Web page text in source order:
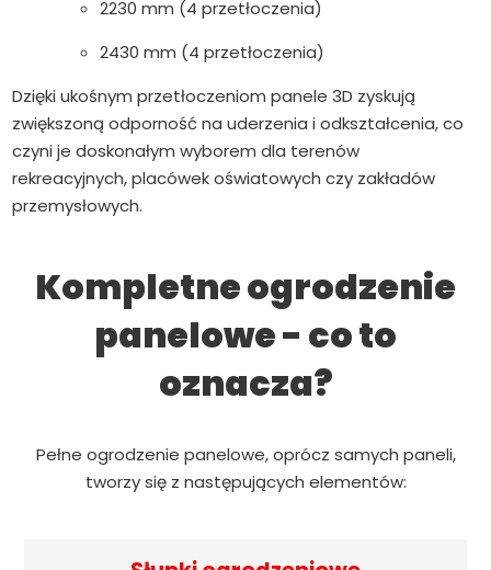
2230 mm (4 przetłoczenia)
2430 mm (4 przetłoczenia)
Dzięki ukośnym przetłoczeniom panele 3D zyskują
zwiększoną odporność na uderzenia i odkształcenia, co
czyni je doskonałym wyborem dla terenów
rekreacyjnych, placówek oświatowych czy zakładów
przemysłowych.
Kompletne ogrodzenie
panelowe - co to
oznacza?
Pełne ogrodzenie panelowe, oprócz samych paneli,
tworzy się z następujących elementów: